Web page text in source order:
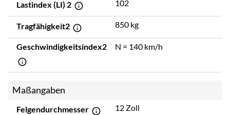
Lastindex (LI) 2 102
Tragfähigkeit2 850 kg
Geschwindigkeitsindex2 N = 140 km/h
Maßangaben
Felgendurchmesser 12 Zoll